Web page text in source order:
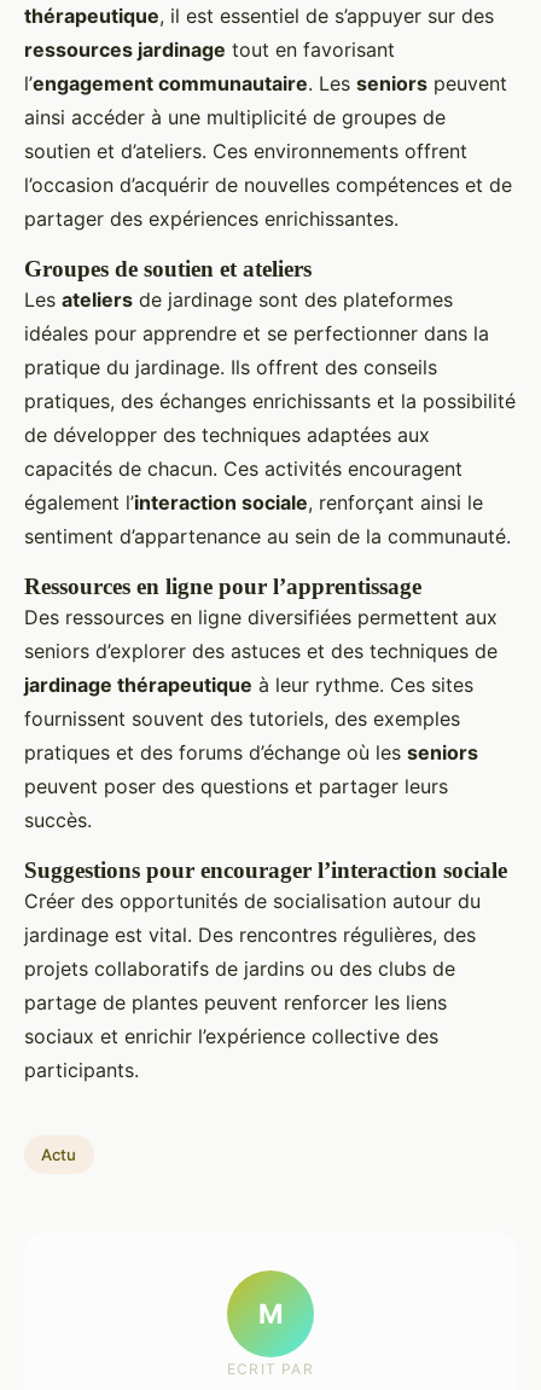
thérapeutique, il est essentiel de s’appuyer sur des
ressources jardinage tout en favorisant
l’engagement communautaire. Les seniors peuvent
ainsi accéder à une multiplicité de groupes de
soutien et d’ateliers. Ces environnements offrent
l’occasion d’acquérir de nouvelles compétences et de
partager des expériences enrichissantes.
Groupes de soutien et ateliers
Les ateliers de jardinage sont des plateformes
idéales pour apprendre et se perfectionner dans la
pratique du jardinage. Ils offrent des conseils
pratiques, des échanges enrichissants et la possibilité
de développer des techniques adaptées aux
capacités de chacun. Ces activités encouragent
également l’interaction sociale, renforçant ainsi le
sentiment d’appartenance au sein de la communauté.
Ressources en ligne pour l’apprentissage
Des ressources en ligne diversifiées permettent aux
seniors d’explorer des astuces et des techniques de
jardinage thérapeutique à leur rythme. Ces sites
fournissent souvent des tutoriels, des exemples
pratiques et des forums d’échange où les seniors
peuvent poser des questions et partager leurs
succès.
Suggestions pour encourager l’interaction sociale
Créer des opportunités de socialisation autour du
jardinage est vital. Des rencontres régulières, des
projets collaboratifs de jardins ou des clubs de
partage de plantes peuvent renforcer les liens
sociaux et enrichir l’expérience collective des
participants.
Actu
M
ECRIT PAR